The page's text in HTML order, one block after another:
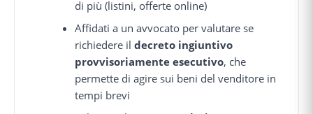
di più (listini, offerte online)
Affidati a un avvocato per valutare se
richiedere ildecreto ingiuntivo
provvisoriamente esecutivo, che
permette di agire sui beni del venditore in
tempi brevi